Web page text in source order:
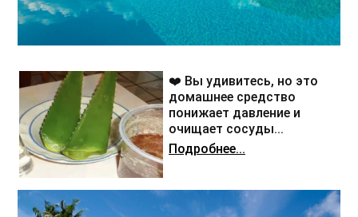
❤️ Вы удивитесь, но это
домашнее средство
понижает давление и
очищает сосуды...
Подробнее...